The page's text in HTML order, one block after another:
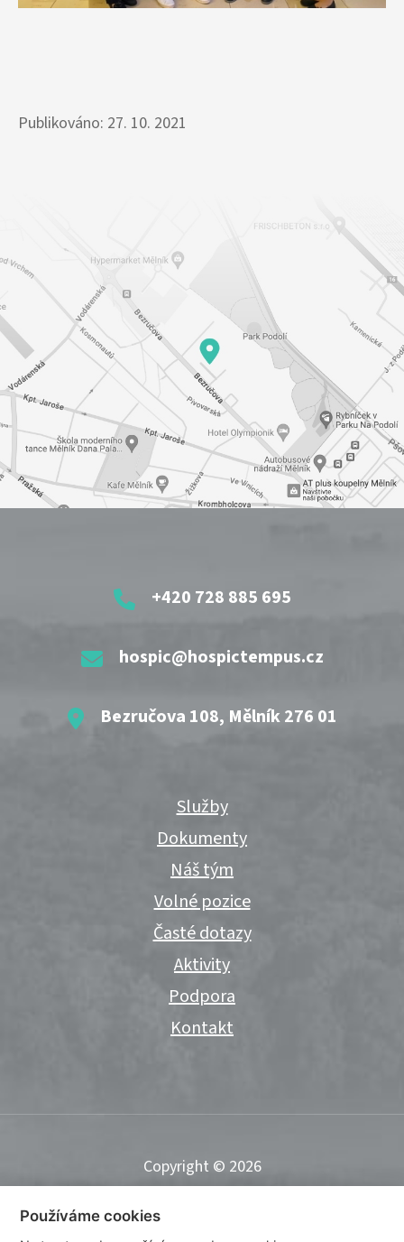
Publikováno: 27. 10. 2021
+420 728 885 695
hospic@hospictempus.cz
Bezručova 108, Mělník 276 01
Služby
Dokumenty
Náš tým
Volné pozice
Časté dotazy
Aktivity
Podpora
Kontakt
Copyright © 2026
Používáme cookies